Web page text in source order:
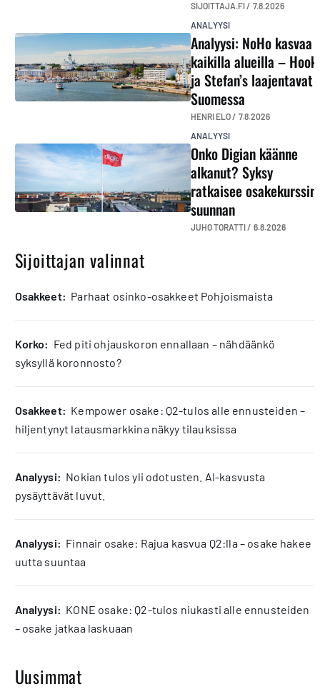
SIJOITTAJA.FI / 7.8.2026
ANALYYSI
Analyysi: NoHo kasvaa
kaikilla alueilla – Hook
ja Stefan’s laajentavat
Suomessa
HENRI ELO / 7.8.2026
ANALYYSI
Onko Digian käänne
alkanut? Syksy
ratkaisee osakekurssin
suunnan
JUHO TORATTI / 6.8.2026
Sijoittajan valinnat
osakkeet: Parhaat osinko-osakkeet Pohjoismaista
korko: Fed piti ohjauskoron ennallaan – nähdäänkö
syksyllä koronnosto?
osakkeet: Kempower osake: Q2-tulos alle ennusteiden –
hiljentynyt latausmarkkina näkyy tilauksissa
analyysi: Nokian tulos yli odotusten. AI-kasvusta
pysäyttävät luvut.
analyysi: Finnair osake: Rajua kasvua Q2:lla – osake hakee
uutta suuntaa
analyysi: KONE osake: Q2-tulos niukasti alle ennusteiden
– osake jatkaa laskuaan
Uusimmat